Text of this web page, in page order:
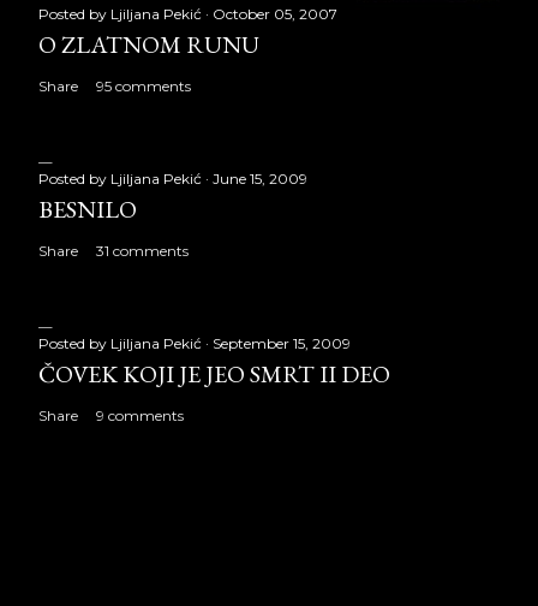
Posted by Ljiljana Pekić October 05, 2007
O ZLATNOM RUNU
Share 95 comments
Posted by Ljiljana Pekić June 15, 2009
BESNILO
Share 31 comments
Posted by Ljiljana Pekić September 15, 2009
ČOVEK KOJI JE JEO SMRT II DEO
Share 9 comments